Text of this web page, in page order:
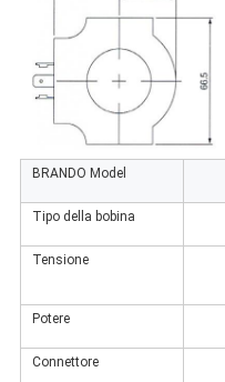
BRANDO Model
Tipo della bobina
Tensione
Potere
Connettore